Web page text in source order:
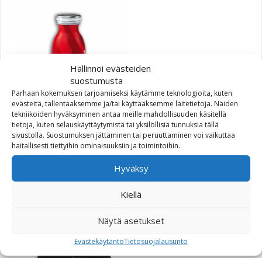
Hallinnoi evästeiden
suostumusta
Parhaan kokemuksen tarjoamiseksi käytämme teknologioita, kuten
evästeitä, tallentaaksemme ja/tai käyttääksemme laitetietoja. Näiden
tekniikoiden hyväksyminen antaa meille mahdollisuuden käsitellä
tietoja, kuten selauskäyttäytymistä tai yksilöllisiä tunnuksia tällä
sivustolla. Suostumuksen jättäminen tai peruuttaminen voi vaikuttaa
haitallisesti tiettyihin ominaisuuksiin ja toimintoihin.
Hyväksy
Kiellä
Näytä asetukset
EvästekäytäntöTietosuojalausunto